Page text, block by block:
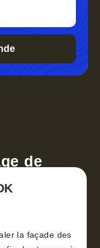
de
la façade des